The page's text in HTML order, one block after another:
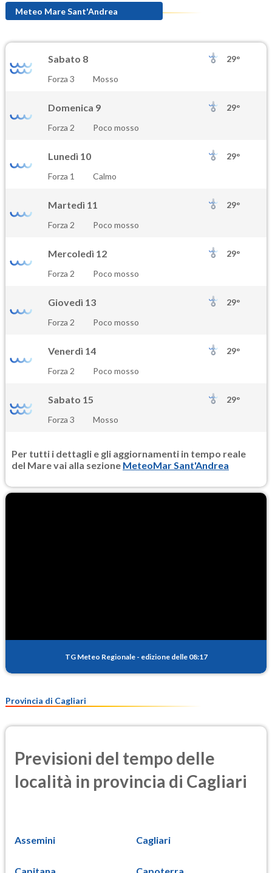
Meteo Mare Sant'Andrea
Sabato 8
29°
Forza 3
Mosso
Domenica 9
29°
Forza 2
Poco mosso
Lunedì 10
29°
Forza 1
Calmo
Martedì 11
29°
Forza 2
Poco mosso
Mercoledì 12
29°
Forza 2
Poco mosso
Giovedì 13
29°
Forza 2
Poco mosso
Venerdì 14
29°
Forza 2
Poco mosso
Sabato 15
29°
Forza 3
Mosso
Per tutti i dettagli e gli aggiornamenti in tempo reale
del Mare vai alla sezione MeteoMar Sant'Andrea
TG Meteo Regionale - edizione delle 08:17
Provincia di Cagliari
Previsioni del tempo delle
località in provincia di Cagliari
Assemini Cagliari